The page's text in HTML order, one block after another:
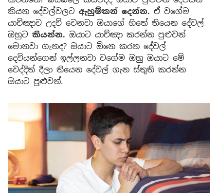
කියන දේවල්වලට ඇහුම්කන් දෙන්න. ඒ වගේම
යාච්ඤාව උදව් වෙනවා ඔයාගේ හිතේ තියෙන දේවල්
ඔහුට කියන්න. ඔයාට යාච්ඤා කරන්න පුළුවන්
මොනවා ගැනද? ඔයාට ඕනෙ කරන දේවල්
දෙවියන්ගෙන් ඉල්ලනවා වගේම ඔහු ඔයාට මේ
වෙද්දිත් දීලා තියෙන දේවල් ගැන ස්තුති කරන්න
ඔයාට පුළුවන්.